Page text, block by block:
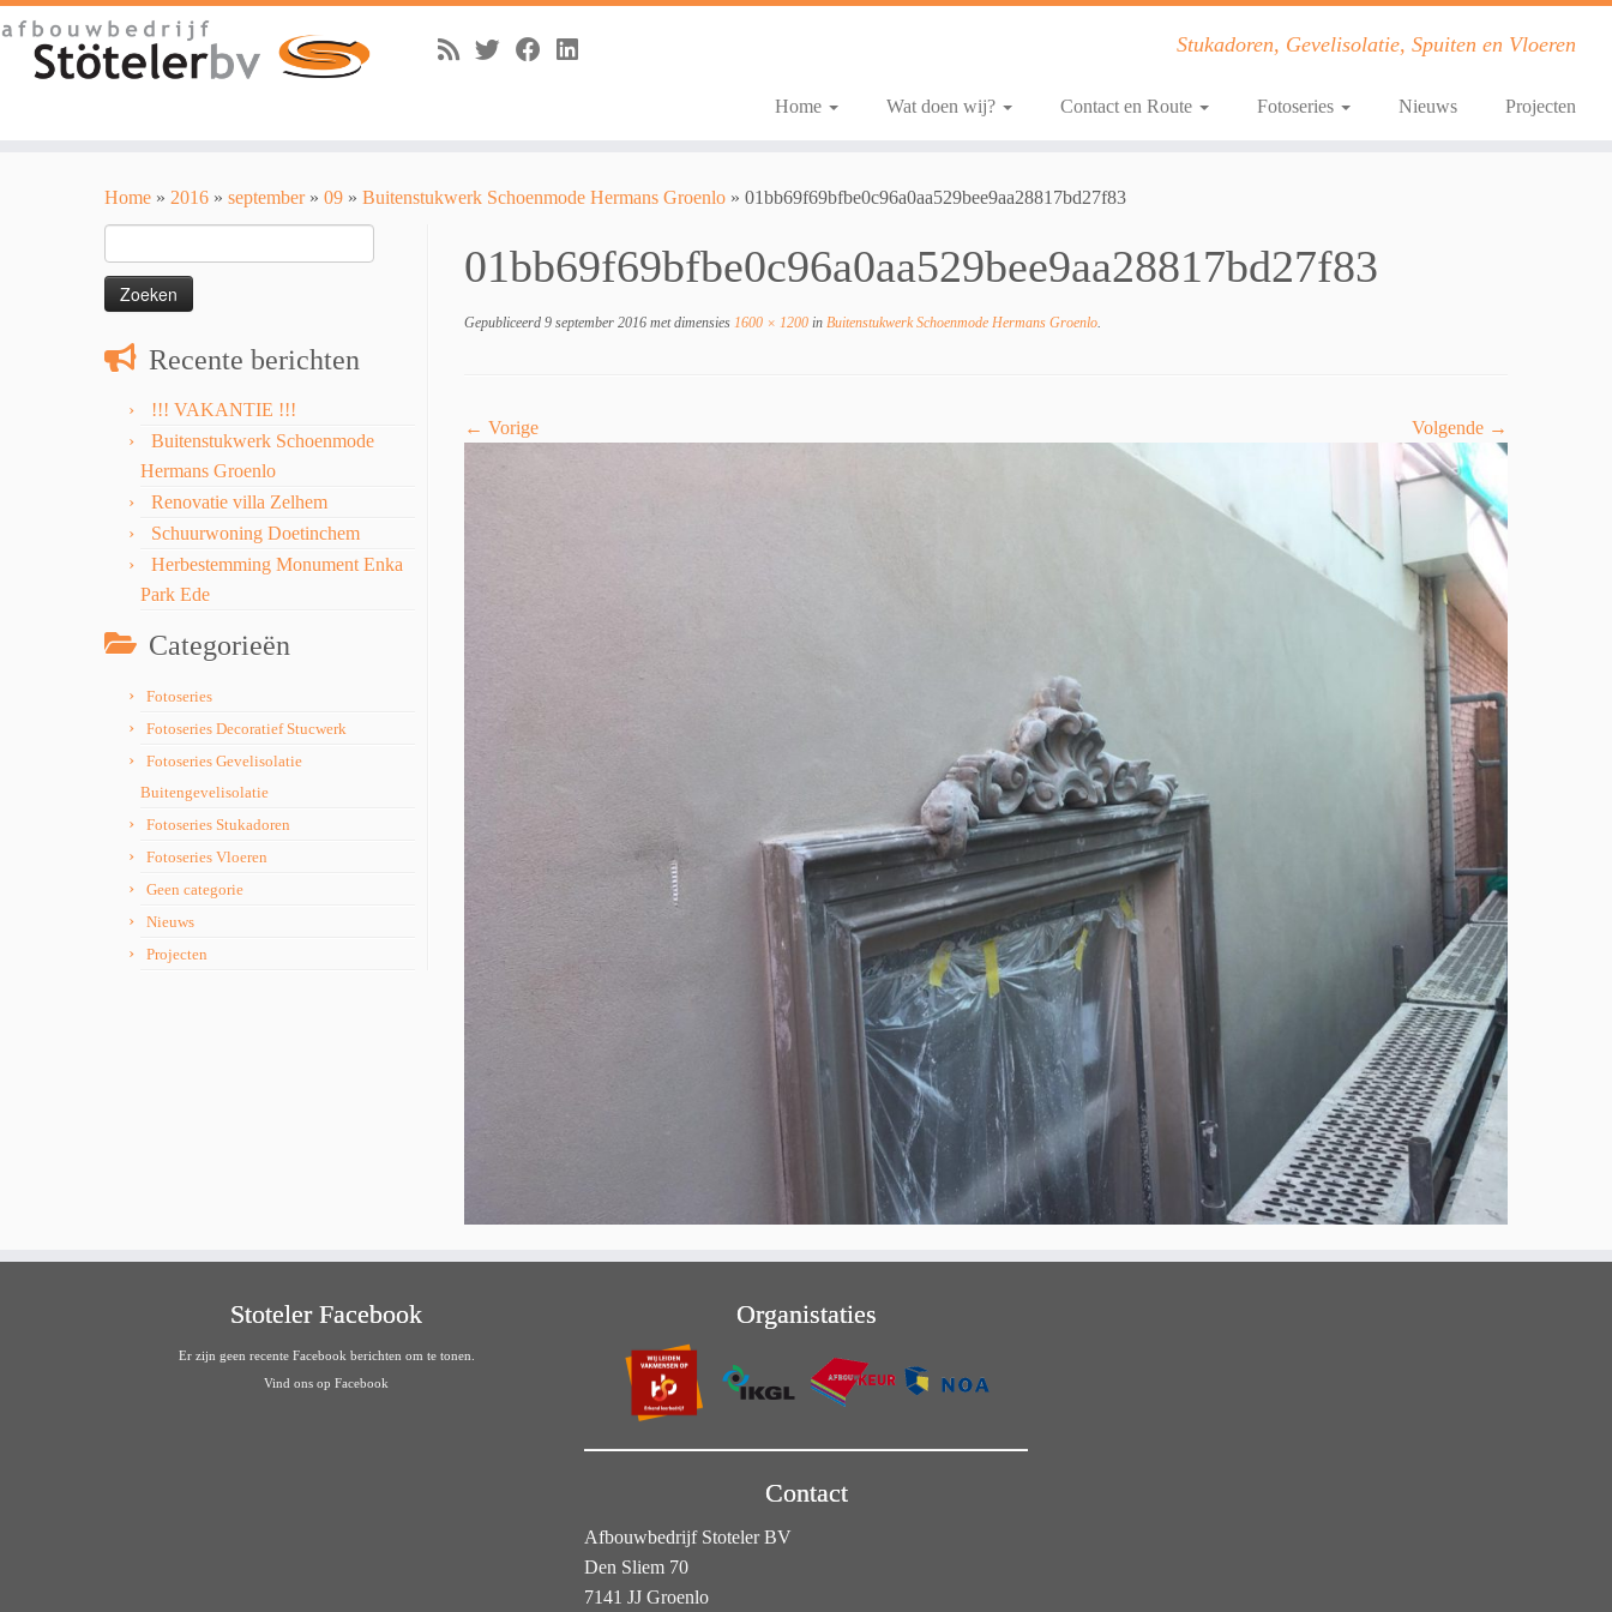
Stukadoren, Gevelisolatie, Spuiten en Vloeren
Home Wat doen wij? Contact en Route Fotoseries Nieuws Projecten
Home » 2016 » september » 09 » Buitenstukwerk Schoenmode Hermans Groenlo » 01bb69f69bfbe0c96a0aa529bee9aa28817bd27f83
naar:
Recente berichten
!!! VAKANTIE !!!
Buitenstukwerk Schoenmode
Hermans Groenlo
Renovatie villa Zelhem
Schuurwoning Doetinchem
Herbestemming Monument Enka
Park Ede
Categorieën
Fotoseries
Fotoseries Decoratief Stucwerk
Fotoseries Gevelisolatie
Buitengevelisolatie
Fotoseries Stukadoren
Fotoseries Vloeren
Geen categorie
Nieuws
Projecten
01bb69f69bfbe0c96a0aa529bee9aa28817bd27f83
Gepubliceerd 9 september 2016 met dimensies 1600 × 1200 in Buitenstukwerk Schoenmode Hermans Groenlo.
← Vorige Volgende →
Stoteler Facebook
Er zijn geen recente Facebook berichten om te tonen.
Vind ons op Facebook
Organistaties
Contact
Afbouwbedrijf Stoteler BV
Den Sliem 70
7141 JJ Groenlo